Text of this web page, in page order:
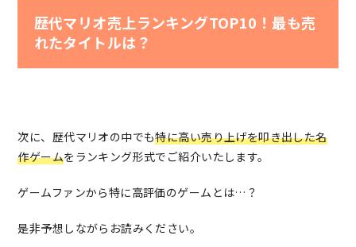
歴代マリオ売上ランキングTOP10！最も売
れたタイトルは？
次に、歴代マリオの中でも特に高い売り上げを叩き出した名
作ゲームをランキング形式でご紹介いたします。
ゲームファンから特に高評価のゲームとは…？
是非予想しながらお読みください。